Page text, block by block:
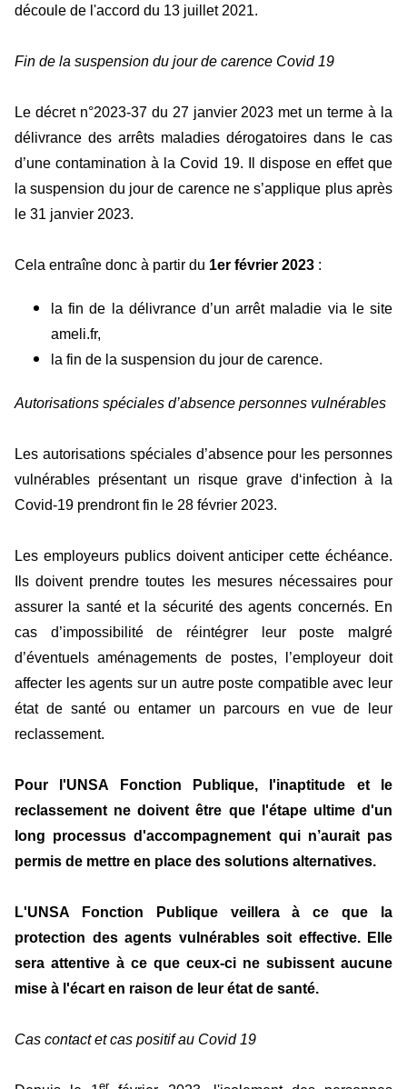
découle de l'accord du 13 juillet 2021.
Fin de la suspension du jour de carence Covid 19
Le décret n°2023-37 du 27 janvier 2023 met un terme à la
délivrance des arrêts maladies dérogatoires dans le cas
d’une contamination à la Covid 19. Il dispose en effet que
la suspension du jour de carence ne s’applique plus après
le 31 janvier 2023.
Cela entraîne donc à partir du 1er février 2023 :
la fin de la délivrance d’un arrêt maladie via le site
ameli.fr,
la fin de la suspension du jour de carence.
Autorisations spéciales d’absence personnes vulnérables
Les autorisations spéciales d’absence pour les personnes
vulnérables présentant un risque grave d‘infection à la
Covid-19 prendront fin le 28 février 2023.
Les employeurs publics doivent anticiper cette échéance.
Ils doivent prendre toutes les mesures nécessaires pour
assurer la santé et la sécurité des agents concernés. En
cas d’impossibilité de réintégrer leur poste malgré
d’éventuels aménagements de postes, l’employeur doit
affecter les agents sur un autre poste compatible avec leur
état de santé ou entamer un parcours en vue de leur
reclassement.
Pour l'UNSA Fonction Publique, l'inaptitude et le
reclassement ne doivent être que l'étape ultime d'un
long processus d'accompagnement qui n’aurait pas
permis de mettre en place des solutions alternatives.
L'UNSA Fonction Publique veillera à ce que la
protection des agents vulnérables soit effective. Elle
sera attentive à ce que ceux-ci ne subissent aucune
mise à l'écart en raison de leur état de santé.
Cas contact et cas positif au Covid 19
er